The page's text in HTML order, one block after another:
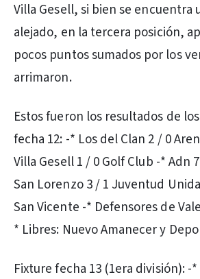
Villa Gesell, si bien se encuentra
alejado, en la tercera posición,
pocos puntos sumados por los
arrimaron.
Estos fueron los resultados de
fecha 12: -* Los del Clan 2 / 0
Villa Gesell 1 / 0 Golf Club -* Adn
San Lorenzo 3 / 1 Juventud
San Vicente -* Defensores de
* Libres: Nuevo Amanecer y
Fixture fecha 13 (1era división): -*